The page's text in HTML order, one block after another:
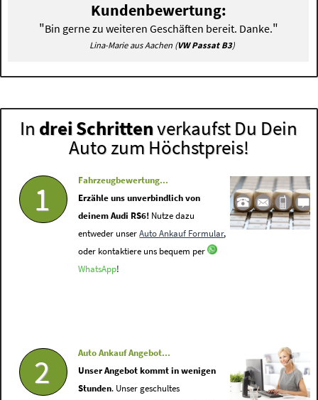
Kundenbewertung:
"Bin gerne zu weiteren Geschäften bereit. Danke."
Lina-Marie aus Aachen (VW Passat B3)
In drei Schrittenverkaufst Du Dein
Auto zum Höchstpreis!
1
Fahrzeugbewertung...
Erzähle uns unverbindlich von
deinem Audi RS6! Nutze dazu
entweder unserAuto Ankauf Formular,
oder kontaktiere uns bequem per
WhatsApp!
2
Auto Ankauf Angebot...
Unser Angebot kommt in wenigen
Stunden. Unser geschultes